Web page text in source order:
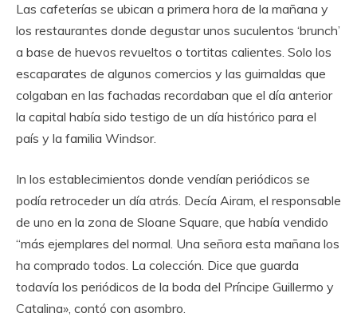
Las cafeterías se ubican a primera hora de la mañana y
los restaurantes donde degustar unos suculentos ‘brunch’
a base de huevos revueltos o tortitas calientes. Solo los
escaparates de algunos comercios y las guirnaldas que
colgaban en las fachadas recordaban que el día anterior
la capital había sido testigo de un día histórico para el
país y la familia Windsor.
In los establecimientos donde vendían periódicos se
podía retroceder un día atrás. Decía Airam, el responsable
de uno en la zona de Sloane Square, que había vendido
“más ejemplares del normal. Una señora esta mañana los
ha comprado todos. La colección. Dice que guarda
todavía los periódicos de la boda del Príncipe Guillermo y
Catalina», contó con asombro.